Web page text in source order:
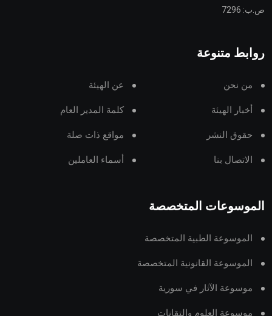
ص.ب: 7296
روابط متنوعة
من نحن عن الهيئة
أخبار الهيئة كلمة المدير العام
حقوق النشر مواقع ذات صلة
الاتصال بنا أسماء العاملين
الموسوعات المتخصصة
الموسوعة الطبية المتخصصة
الموسوعة القانونية المتخصصة
موسوعة الآثار في سورية
موسوعة العلوم والتقانات